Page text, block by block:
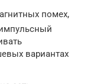
помех,
вариантах